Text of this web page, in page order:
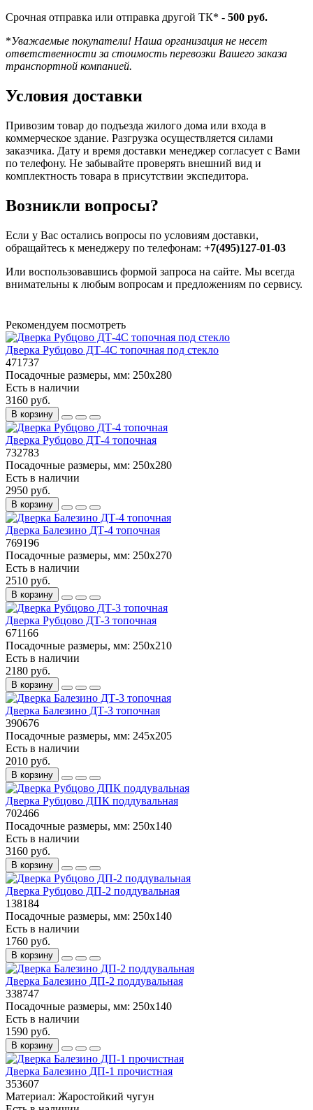
Срочная отправка или отправка другой ТК* - 500 руб.
*Уважаемые покупатели! Наша организация не несет
ответственности за стоимость перевозки Вашего заказа
транспортной компанией.
Условия доставки
Привозим товар до подъезда жилого дома или входа в
коммерческое здание. Разгрузка осуществляется силами
заказчика. Дату и время доставки менеджер согласует с Вами
по телефону. Не забывайте проверять внешний вид и
комплектность товара в присутствии экспедитора.
Возникли вопросы?
Если у Вас остались вопросы по условиям доставки,
обращайтесь к менеджеру по телефонам: +7(495)127-01-03
Или воспользовавшись формой запроса на сайте. Мы всегда
внимательны к любым вопросам и предложениям по сервису.
Рекомендуем посмотреть
Дверка Рубцово ДТ-4С топочная под стекло
471737
Посадочные размеры, мм: 250x280
Есть в наличии
3160 руб.
В корзину
Дверка Рубцово ДТ-4 топочная
732783
Посадочные размеры, мм: 250x280
Есть в наличии
2950 руб.
В корзину
Дверка Балезино ДТ-4 топочная
769196
Посадочные размеры, мм: 250х270
Есть в наличии
2510 руб.
В корзину
Дверка Рубцово ДТ-3 топочная
671166
Посадочные размеры, мм: 250x210
Есть в наличии
2180 руб.
В корзину
Дверка Балезино ДТ-3 топочная
390676
Посадочные размеры, мм: 245х205
Есть в наличии
2010 руб.
В корзину
Дверка Рубцово ДПК поддувальная
702466
Посадочные размеры, мм: 250х140
Есть в наличии
3160 руб.
В корзину
Дверка Рубцово ДП-2 поддувальная
138184
Посадочные размеры, мм: 250x140
Есть в наличии
1760 руб.
В корзину
Дверка Балезино ДП-2 поддувальная
338747
Посадочные размеры, мм: 250х140
Есть в наличии
1590 руб.
В корзину
Дверка Балезино ДП-1 прочистная
353607
Материал: Жаростойкий чугун